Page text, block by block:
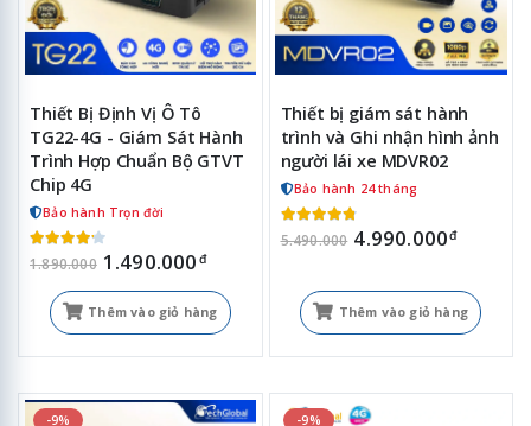
Thiết Bị Định Vị Ô Tô
TG22-4G - Giám Sát Hành
Trình Hợp Chuẩn Bộ GTVT
Chip 4G
Bảo hành Trọn đời
1.890.000 1.490.000 đ
Thêm vào giỏ hàng
Thiết bị giám sát hành
trình và Ghi nhận hình ảnh
người lái xe MDVR02
Bảo hành 24 tháng
5.490.000 4.990.000đ
Thêm vào giỏ hàng
-9% -9%